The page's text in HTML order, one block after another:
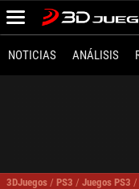
NOTICIAS ANÁLISIS
3DJuegos / PS3 / Juegos PS3 /